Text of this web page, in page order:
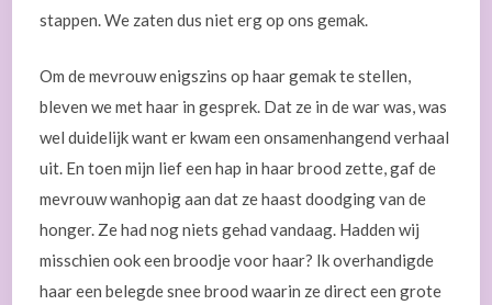
stappen. We zaten dus niet erg op ons gemak.
Om de mevrouw enigszins op haar gemak te stellen,
bleven we met haar in gesprek. Dat ze in de war was, was
wel duidelijk want er kwam een onsamenhangend verhaal
uit. En toen mijn lief een hap in haar brood zette, gaf de
mevrouw wanhopig aan dat ze haast doodging van de
honger. Ze had nog niets gehad vandaag. Hadden wij
misschien ook een broodje voor haar? Ik overhandigde
haar een belegde snee brood waarin ze direct een grote